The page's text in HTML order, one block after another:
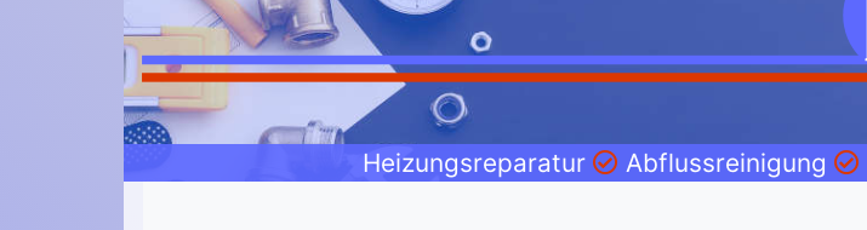
Heizungsreparatur Abflussreinigung